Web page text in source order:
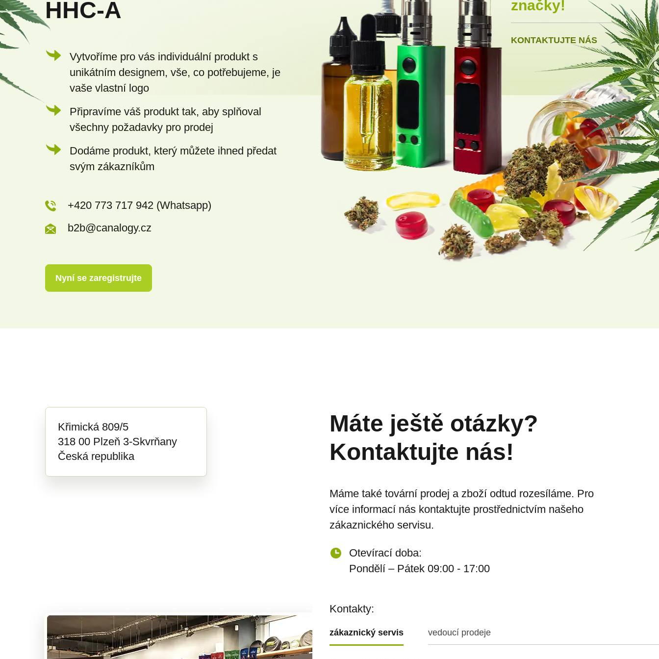
p
i
s
u
í
HHC-A
Vytvoříme pro vás individuální produkt s
unikátním designem, vše, co potřebujeme, je
vaše vlastní logo
Připravíme váš produkt tak, aby splňoval
všechny požadavky pro prodej
Dodáme produkt, který můžete ihned předat
svým zákazníkům
+420 773 717 942 (Whatsapp)
b2b@canalogy.cz
Nyní se zaregistrujte
značky!
KONTAKTUJTE NÁS
Křimická 809/5
318 00 Plzeň 3-Skvrňany
Česká republika
Máte ještě otázky?
Kontaktujte nás!
Máme také tovární prodej a zboží odtud rozesíláme. Pro
více informací nás kontaktujte prostřednictvím našeho
zákaznického servisu.
Otevírací doba:
Pondělí – Pátek 09:00 - 17:00
Kontakty:
zákaznický servis vedoucí prodeje